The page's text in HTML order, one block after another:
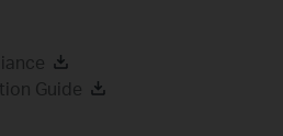
Guide